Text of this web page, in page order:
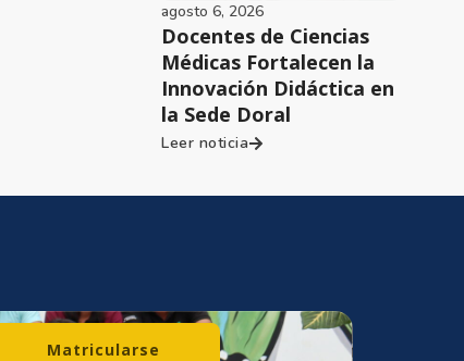
agosto 6, 2026
Docentes de Ciencias
Médicas Fortalecen la
Innovación Didáctica en
la Sede Doral
Leer noticia
Matricularse